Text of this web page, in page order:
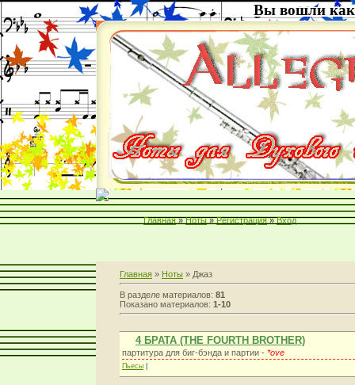
Вы вошли как
Главная » Ноты » Регистрация » Вход
Главная » Ноты » Джаз
В разделе материалов: 81
Показано материалов: 1-10
4 БРАТА (THE FOURTH BROTHER)
партитура для биг-бэнда и партии - *ove
Пьесы